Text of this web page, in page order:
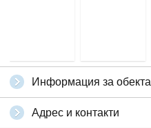
Информация за обекта
Адрес и контакти